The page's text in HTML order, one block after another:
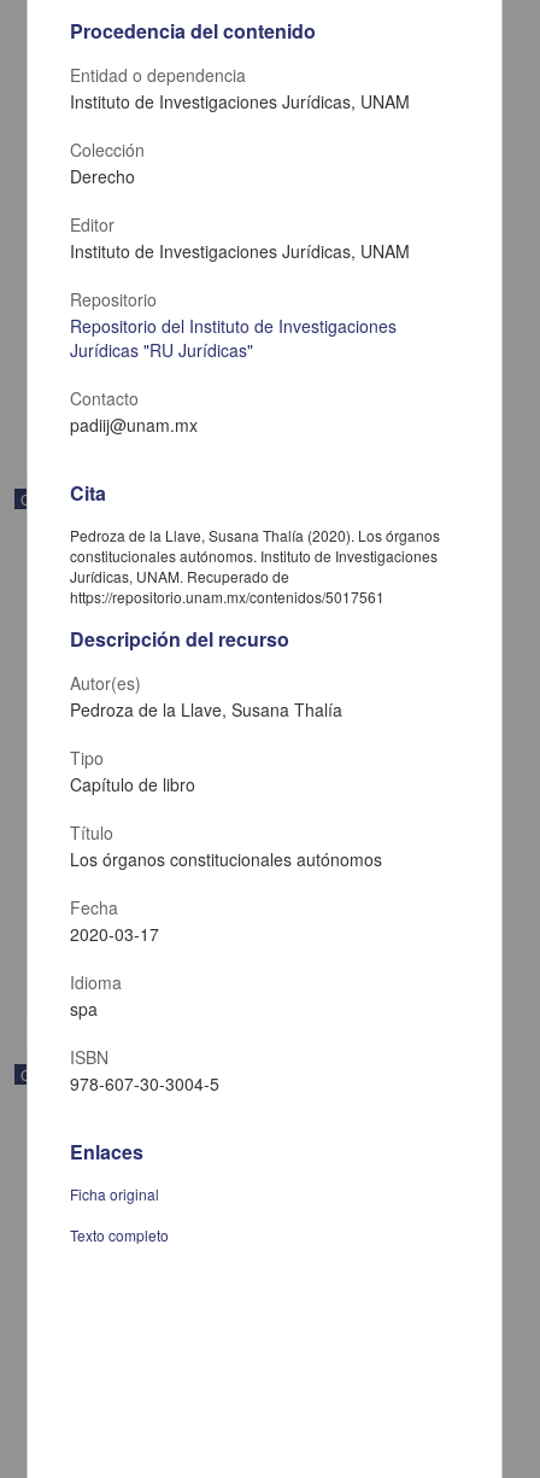
en la ranchería de Samalayuca
Pérez, Zeferino
[sin fecha]
Correspondencia postal
Carta de José María Maytorena a Francisco I. Madero en la que
informa se irá a la costa por prescripción médica
Maytorena, José María
[sin fecha]
Multidisciplina
Correspondencia postal
Procedencia del contenido
Entidad o dependencia
Instituto de Investigaciones Jurídicas, UNAM
Colección
Derecho
Editor
Instituto de Investigaciones Jurídicas, UNAM
Repositorio
Repositorio del Instituto de Investigaciones
Jurídicas "RU Jurídicas"
Contacto
padiij@unam.mx
Cita
Pedroza de la Llave, Susana Thalía (2020). Los órganos
constitucionales autónomos. Instituto de Investigaciones
Jurídicas, UNAM. Recuperado de
https://repositorio.unam.mx/contenidos/5017561
Descripción del recurso
Autor(es)
Pedroza de la Llave, Susana Thalía
Tipo
Capítulo de libro
Título
Los órganos constitucionales autónomos
Fecha
2020-03-17
Idioma
spa
ISBN
978-607-30-3004-5
Enlaces
Ficha original
Texto completo